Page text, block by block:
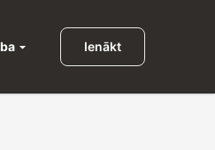
Ienākt